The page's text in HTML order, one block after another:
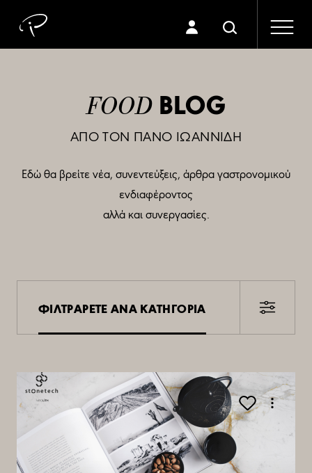
FOOD BLOG
ΑΠΟ ΤΟΝ ΠΑΝΟ ΙΩΑΝΝΙΔΗ
Εδώ θα βρείτε νέα, συνεντεύξεις, άρθρα γαστρονομικού
ενδιαφέροντος
αλλά και συνεργασίες.
ΦΙΛΤΡΑΡΕΤΕ ΑΝΑ ΚΑΤΗΓΟΡΙΑ